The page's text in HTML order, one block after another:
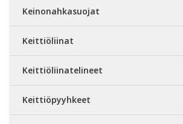
Keinonahkasuojat
Keittiöliinat
Keittiöliinatelineet
Keittiöpyyhkeet